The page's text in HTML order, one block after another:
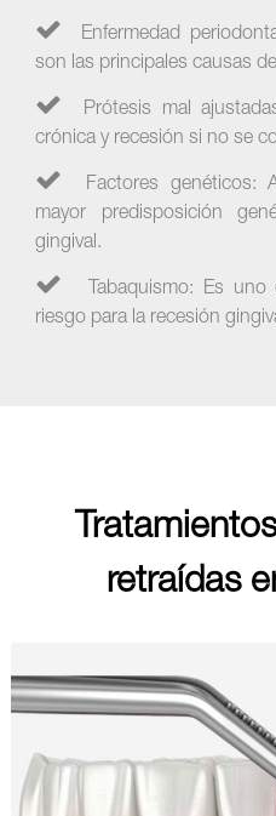
Enfermedad
son las principales causas
Prótesis mal
crónica y recesión si no se
Factores genéticos:
mayor predisposición
gingival.
Tabaquismo: Es uno
riesgo para la recesión
retraídas